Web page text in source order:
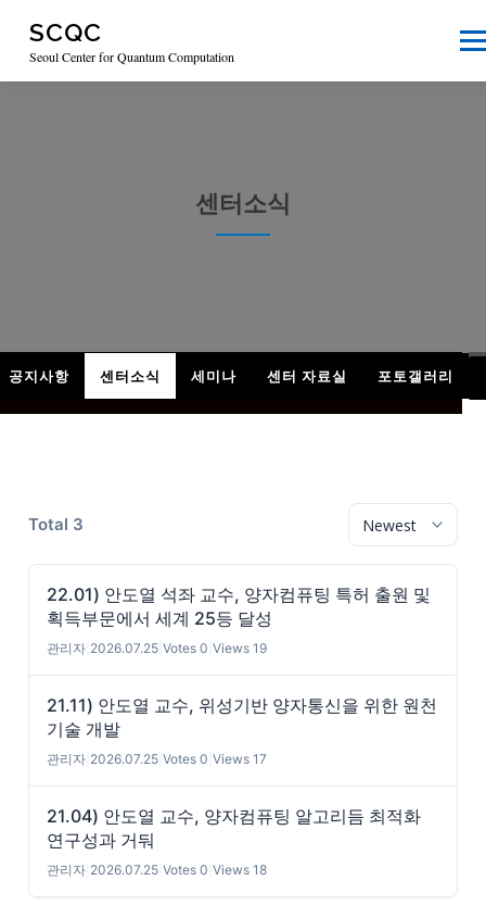
content
SCQC
Seoul Center for Quantum Computation
강의실 관련 사이트
센터소식
공지사항 센터소식 세미나 센터 자료실 포토갤러리
Total 3
22.01) 안도열 석좌 교수, 양자컴퓨팅 특허 출원 및
획득부문에서 세계 25등 달성
관리자 2026.07.25 |Votes 0 |Views 19
21.11) 안도열 교수, 위성기반 양자통신을 위한 원천
기술 개발
관리자 2026.07.25 |Votes 0 |Views 17
21.04) 안도열 교수, 양자컴퓨팅 알고리듬 최적화
연구성과 거둬
관리자 2026.07.25 |Votes 0 |Views 18